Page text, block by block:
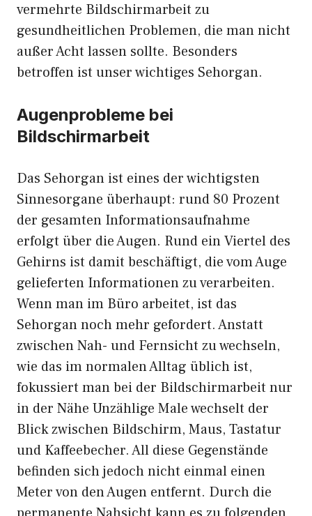
vermehrte Bildschirmarbeit zu
gesundheitlichen Problemen, die man nicht
außer Acht lassen sollte. Besonders
betroffen ist unser wichtiges Sehorgan.
Augenprobleme bei
Bildschirmarbeit
Das Sehorgan ist eines der wichtigsten
Sinnesorgane überhaupt: rund 80 Prozent
der gesamten Informationsaufnahme
erfolgt über die Augen. Rund ein Viertel des
Gehirns ist damit beschäftigt, die vom Auge
gelieferten Informationen zu verarbeiten.
Wenn man im Büro arbeitet, ist das
Sehorgan noch mehr gefordert. Anstatt
zwischen Nah- und Fernsicht zu wechseln,
wie das im normalen Alltag üblich ist,
fokussiert man bei der Bildschirmarbeit nur
in der Nähe Unzählige Male wechselt der
Blick zwischen Bildschirm, Maus, Tastatur
und Kaffeebecher. All diese Gegenstände
befinden sich jedoch nicht einmal einen
Meter von den Augen entfernt. Durch die